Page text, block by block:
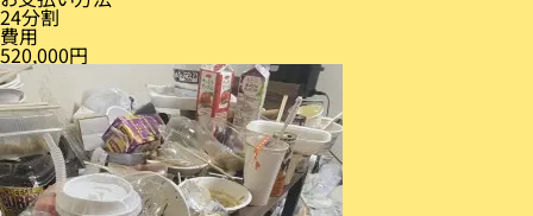
24分割
費用
520,000円